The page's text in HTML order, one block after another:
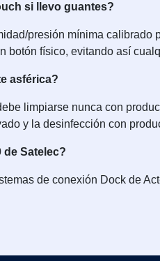
si llevo guantes?
presión mínima
botón físico, evitando así
asférica?
limpiarse nunca con
y la desinfección con
de Satelec?
de conexión Dock de